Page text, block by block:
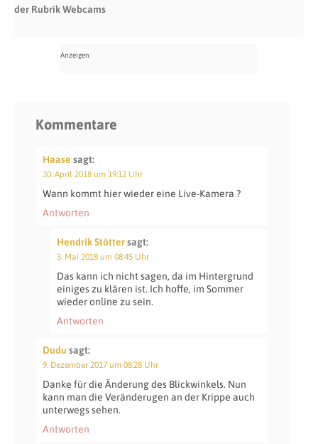
der Rubrik Webcams
Kommentare
Haase sagt:
30. April 2018 um 19:12 Uhr
Wann kommt hier wieder eine Live-Kamera ?
Antworten
Hendrik Stöttersagt:
3. Mai 2018 um 08:45 Uhr
Das kann ich nicht sagen, da im Hintergrund
einiges zu klären ist. Ich hoffe, im Sommer
wieder online zu sein.
Antworten
Dudu sagt:
9. Dezember 2017 um 08:28 Uhr
Danke für die Änderung des Blickwinkels. Nun
kann man die Veränderugen an der Krippe auch
unterwegs sehen.
Antworten